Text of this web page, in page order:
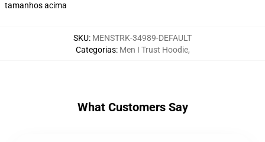
tamanhos acima
SKU: MENSTRK-34989-DEFAULT
Categorias: Men I Trust Hoodie,
What Customers Say